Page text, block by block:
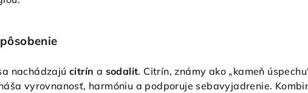
nachádzajú citrín a sodalit. Citrín, známy ako „kameň
vyrovnanosť, harmóniu a podporuje sebavyjadrenie.